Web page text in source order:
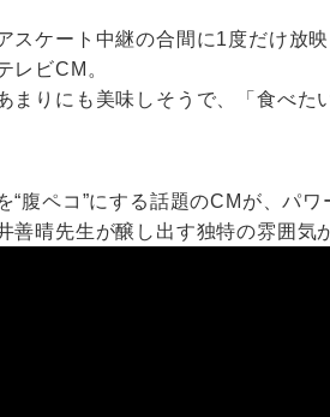
スケート中継の合間に1度だけ放
レビCM。
まりにも美味しそうで、「食べ
“腹ペコ”にする話題のCMが、パワ
善晴先生が醸し出す独特の雰囲